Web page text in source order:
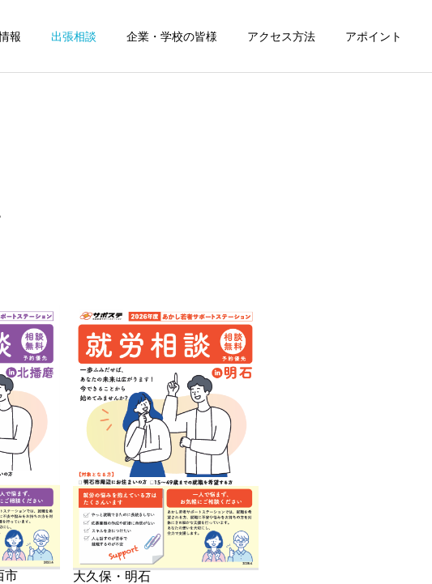
報 出張相談 企業・学校の皆様 アクセス方法 アポイント
市 大久保・明石